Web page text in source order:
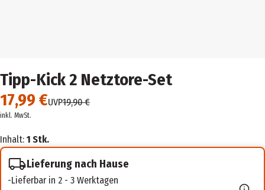
Tipp-Kick 2 Netztore-Set
17,99 €UVP19,90 €
inkl. MwSt.
Inhalt: 1 Stk.
Lieferung nach Hause
Lieferbar in 2 - 3 Werktagen